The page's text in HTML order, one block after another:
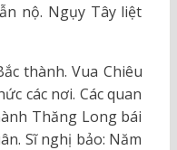
nộ. Ngụy Tây liệt
thành. Vua Chiêu
các nơi. Các quan
Thăng Long bái
Sĩ nghị bảo: Năm